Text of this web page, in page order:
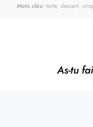
Mots clés: tarte, dessert,
As-tu